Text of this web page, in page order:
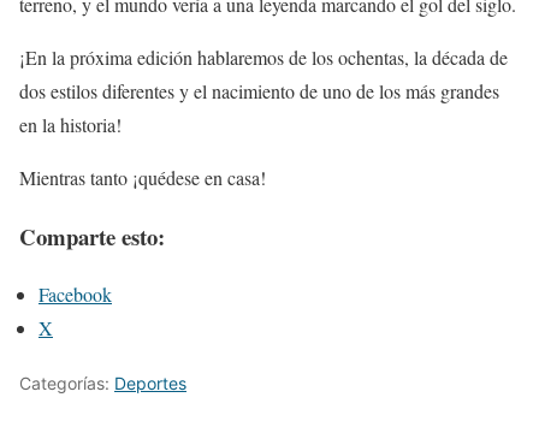
¡En la próxima edición hablaremos de los ochentas, la década de
dos estilos diferentes y el nacimiento de uno de los más grandes
en la historia!
Mientras tanto ¡quédese en casa!
Comparte esto:
Facebook
X
Categorías: Deportes